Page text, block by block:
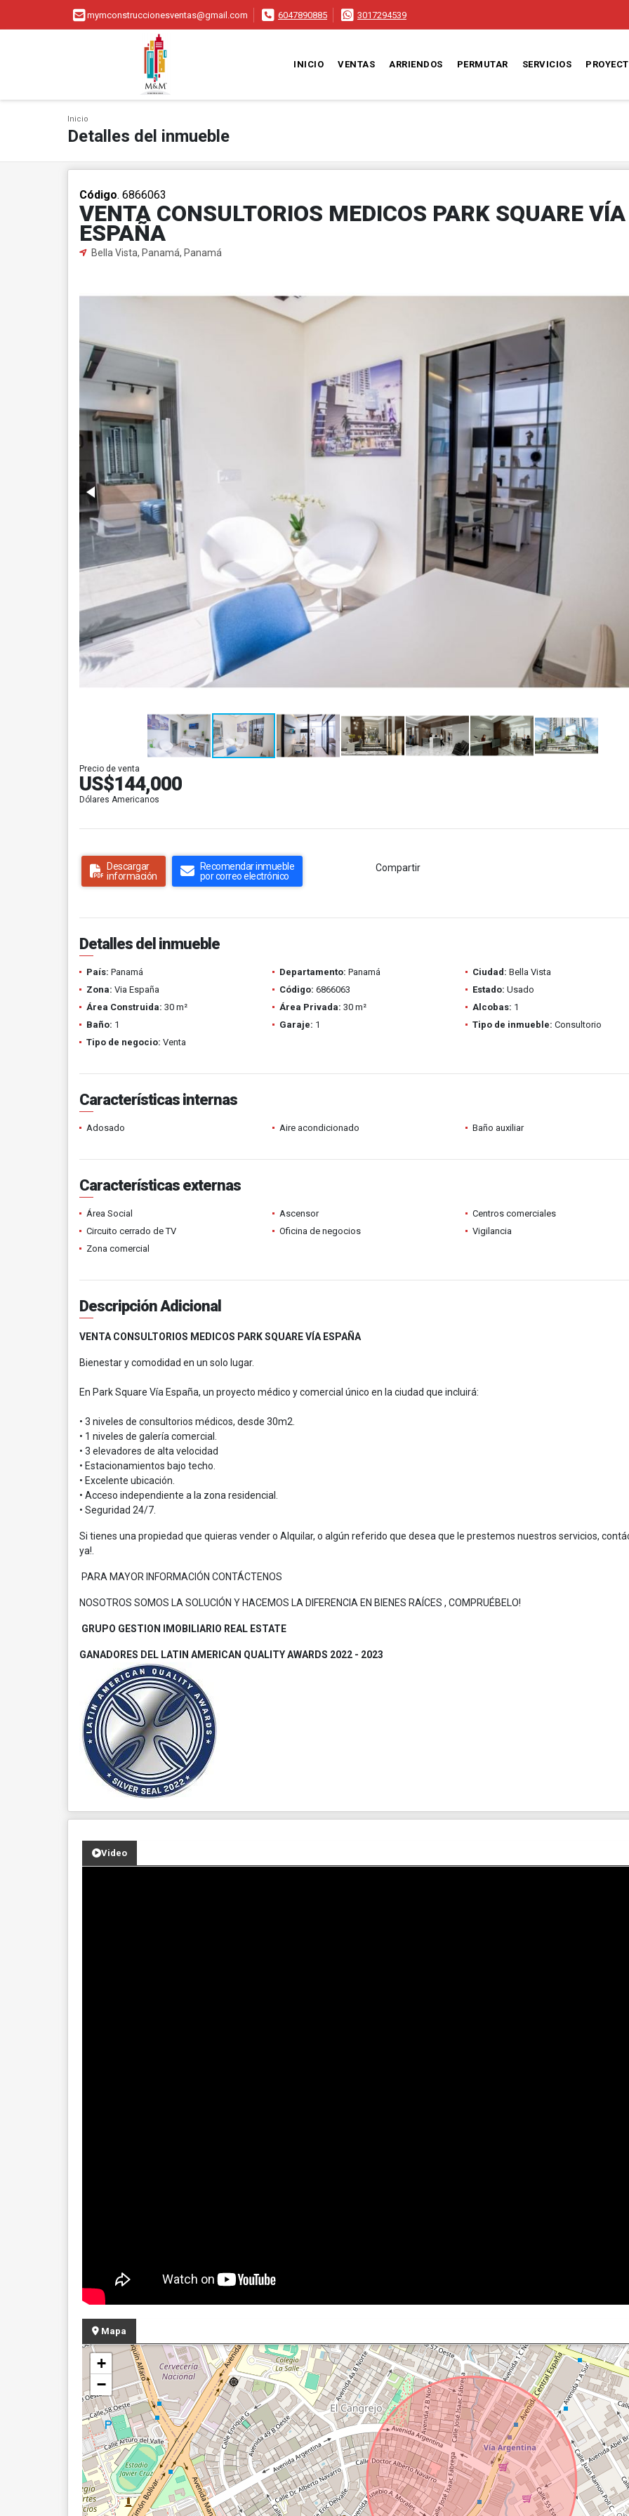
mymconstruccionesventas@gmail.com 6047890885 3017294539
INICIO VENTAS ARRIENDOS PERMUTAR SERVICIOS
Inicio
Detalles del inmueble
Código. 6866063
VENTA CONSULTORIOS MEDICOS PARK SQUARE VÍA
ESPAÑA
Bella Vista, Panamá, Panamá
Precio de venta
US$144,000
Dólares Americanos
Descargar
información
Recomendar inmueble
por correo electrónico
Compartir
Detalles del inmueble
País: Panamá Departamento: Panamá Ciudad: Bella Vista
Zona: Via España Código: 6866063 Estado: Usado
Área Construida: 30 m² Área Privada: 30 m² Alcobas: 1
Baño: 1 Garaje: 1 Tipo de inmueble: Consultorio
Tipo de negocio: Venta
Características internas
Adosado Aire acondicionado Baño auxiliar
Características externas
Área Social Ascensor
Centros comerciales
Circuito cerrado de TV
Oficina de negocios
Vigilancia
Zona comercial
Descripción Adicional
VENTA CONSULTORIOS MEDICOS PARK SQUARE VÍA ESPAÑA
Bienestar y comodidad en un solo lugar.
En Park Square Vía España, un proyecto médico y comercial único en la ciudad que incluirá:
• 3 niveles de consultorios médicos, desde 30m2.
• 1 niveles de galería comercial.
• 3 elevadores de alta velocidad
• Estacionamientos bajo techo.
• Excelente ubicación.
• Acceso independiente a la zona residencial.
• Seguridad 24/7.
Si tienes una propiedad que quieras vender o Alquilar, o algún referido que desea que le prestemos nuestros servicios,
ya!.
PARA MAYOR INFORMACIÓN CONTÁCTENOS
NOSOTROS SOMOS LA SOLUCIÓN Y HACEMOS LA DIFERENCIA EN BIENES RAÍCES , COMPRUÉBELO!
GRUPO GESTION IMOBILIARIO REAL ESTATE
GANADORES DEL LATIN AMERICAN QUALITY AWARDS 2022 - 2023
Video
Mapa
+
−